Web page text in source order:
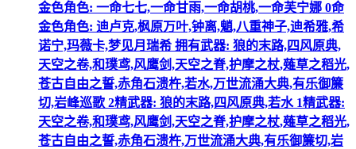
金色角色: 一命七七,一命甘雨,一命胡桃,一命芙宁娜 0命
金色角色: 迪卢克,枫原万叶,钟离,魈,八重神子,迪希雅,希
诺宁,玛薇卡,梦见月瑞希 拥有武器: 狼的末路,四风原典,
天空之卷,和璞鸢,风鹰剑,天空之脊,护摩之杖,薙草之稻光,
苍古自由之誓,赤角石溃杵,若水,万世流涌大典,有乐御簾
切,岩峰巡歌 2精武器: 狼的末路,四风原典,若水 1精武器:
天空之卷,和璞鸢,风鹰剑,天空之脊,护摩之杖,薙草之稻光,
苍古自由之誓,赤角石溃杵,万世流涌大典,有乐御簾切,岩